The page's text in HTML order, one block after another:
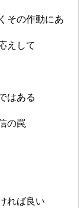
その作動にあ
えして
はある
の罠
れば良い